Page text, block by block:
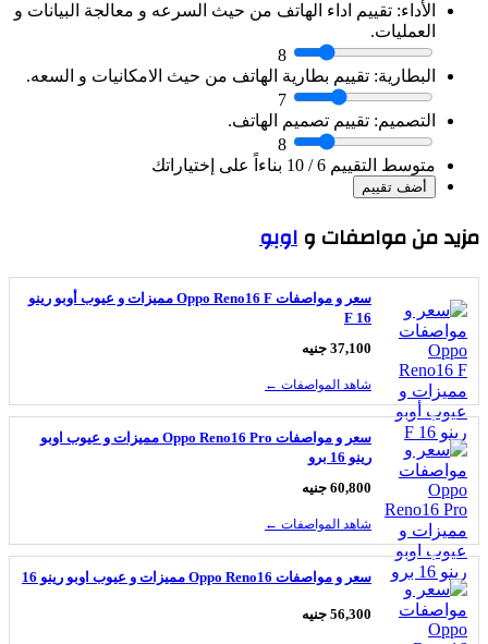
الأداء: تقييم اداء الهاتف من حيث السرعه و معالجة البيانات و
العمليات.
8
البطارية: تقييم بطارية الهاتف من حيث الامكانيات و السعه.
7
التصميم: تقييم تصميم الهاتف.
8
متوسط التقييم 6/ 10 بناءاً على إختياراتك
من مواصفات و اوبو
سعر و مواصفات Oppo Reno16 F مميزات و عيوب أوبو رينو
37,100 جنيه
شاهد المواصفات ←
سعر و مواصفات Oppo Reno16 Pro مميزات و عيوب اوبو
رينو 16 برو
60,800 جنيه
شاهد المواصفات ←
سعر و مواصفات Oppo Reno16 مميزات و عيوب اوبو رينو 16
56,300 جنيه